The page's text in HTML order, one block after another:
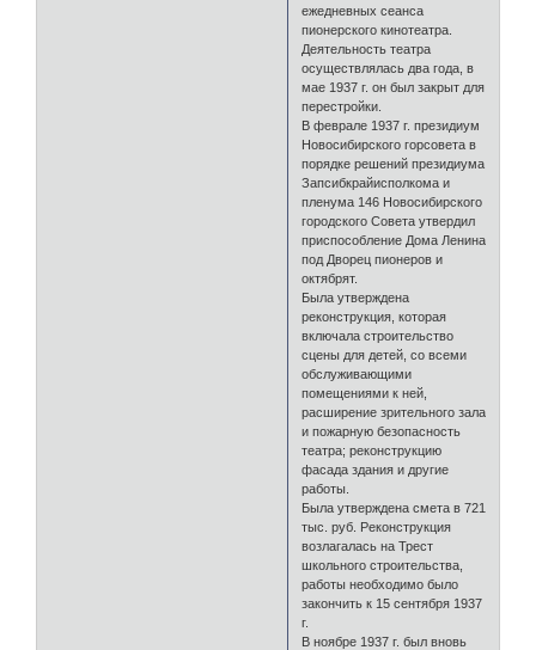
ежедневных сеанса
пионерского кинотеатра.
Деятельность театра
осуществлялась два года, в
мае 1937 г. он был закрыт для
перестройки.
В феврале 1937 г. президиум
Новосибирского горсовета в
порядке решений президиума
Запсибкрайисполкома и
пленума 146 Новосибирского
городского Совета утвердил
приспособление Дома Ленина
под Дворец пионеров и
октябрят.
Была утверждена
реконструкция, которая
включала строительство
сцены для детей, со всеми
обслуживающими
помещениями к ней,
расширение зрительного зала
и пожарную безопасность
театра; реконструкцию
фасада здания и другие
работы.
Была утверждена смета в 721
тыс. руб. Реконструкция
возлагалась на Трест
школьного строительства,
работы необходимо было
закончить к 15 сентября 1937
г.
В ноябре 1937 г. был вновь